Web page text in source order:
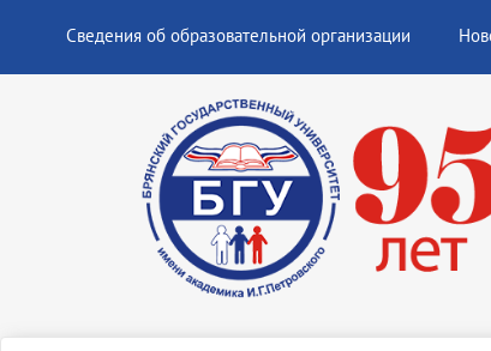
Сведения об образовательной организации